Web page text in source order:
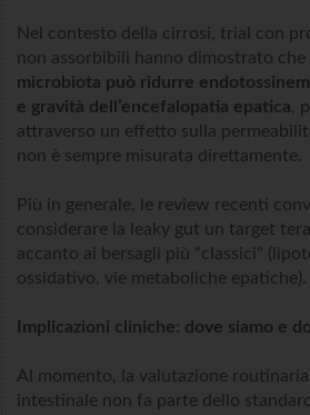
Nel contesto della cirrosi, trial con
non assorbibili hanno dimostrato che
microbiota può ridurre
e gravità dell’encefalopatia epatica,
attraverso un effetto sulla
non è sempre misurata direttamente.
Più in generale, le review recenti
considerare la leaky gut un target
accanto ai bersagli più “classici”
ossidativo, vie metaboliche epatiche).
Implicazioni cliniche: dove siamo e
Al momento, la valutazione
intestinale non fa parte dello